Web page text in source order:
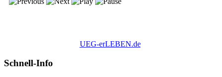
UEG-erLEBEN.de
Schnell-Info